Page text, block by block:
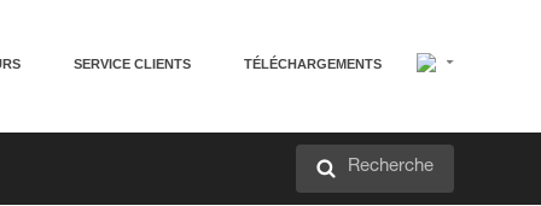
SERVICE CLIENTS TÉLÉCHARGEMENTS
Recherche